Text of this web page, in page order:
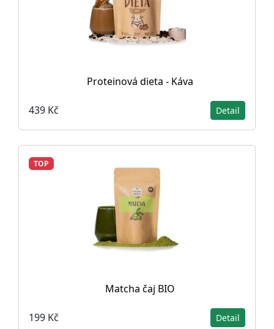
Proteinová dieta - Káva
439 Kč Detail
TOP
Matcha čaj BIO
199 Kč Detail